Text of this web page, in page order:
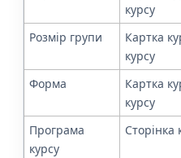
курсу
Розмір групи
Картка
курсу
Форма
Картка
курсу
Програма
курсу
Сторінка